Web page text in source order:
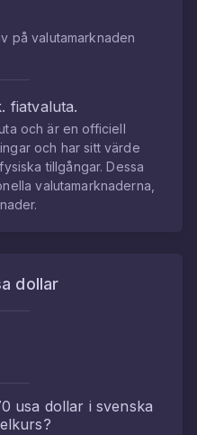
på valutamarknaden
fiatvaluta.
och är en officiell
och har sitt värde
tillgångar. Dessa
valutamarknaderna,
dollar
usa dollar isvenska